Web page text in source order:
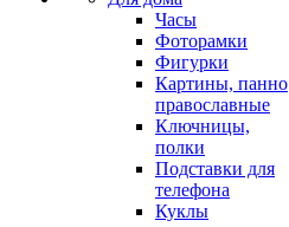
Часы
Фоторамки
Фигурки
Картины, панно
православные
Ключницы,
полки
Подставки для
телефона
Куклы